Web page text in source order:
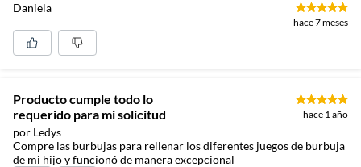
Daniela
hace 7 meses
Producto cumple todo lo
requerido para mi solicitud
por Ledys
hace 1 año
Compre las burbujas para rellenar los diferentes juegos de burbuja
de mi hijo y funcionó de manera excepcional